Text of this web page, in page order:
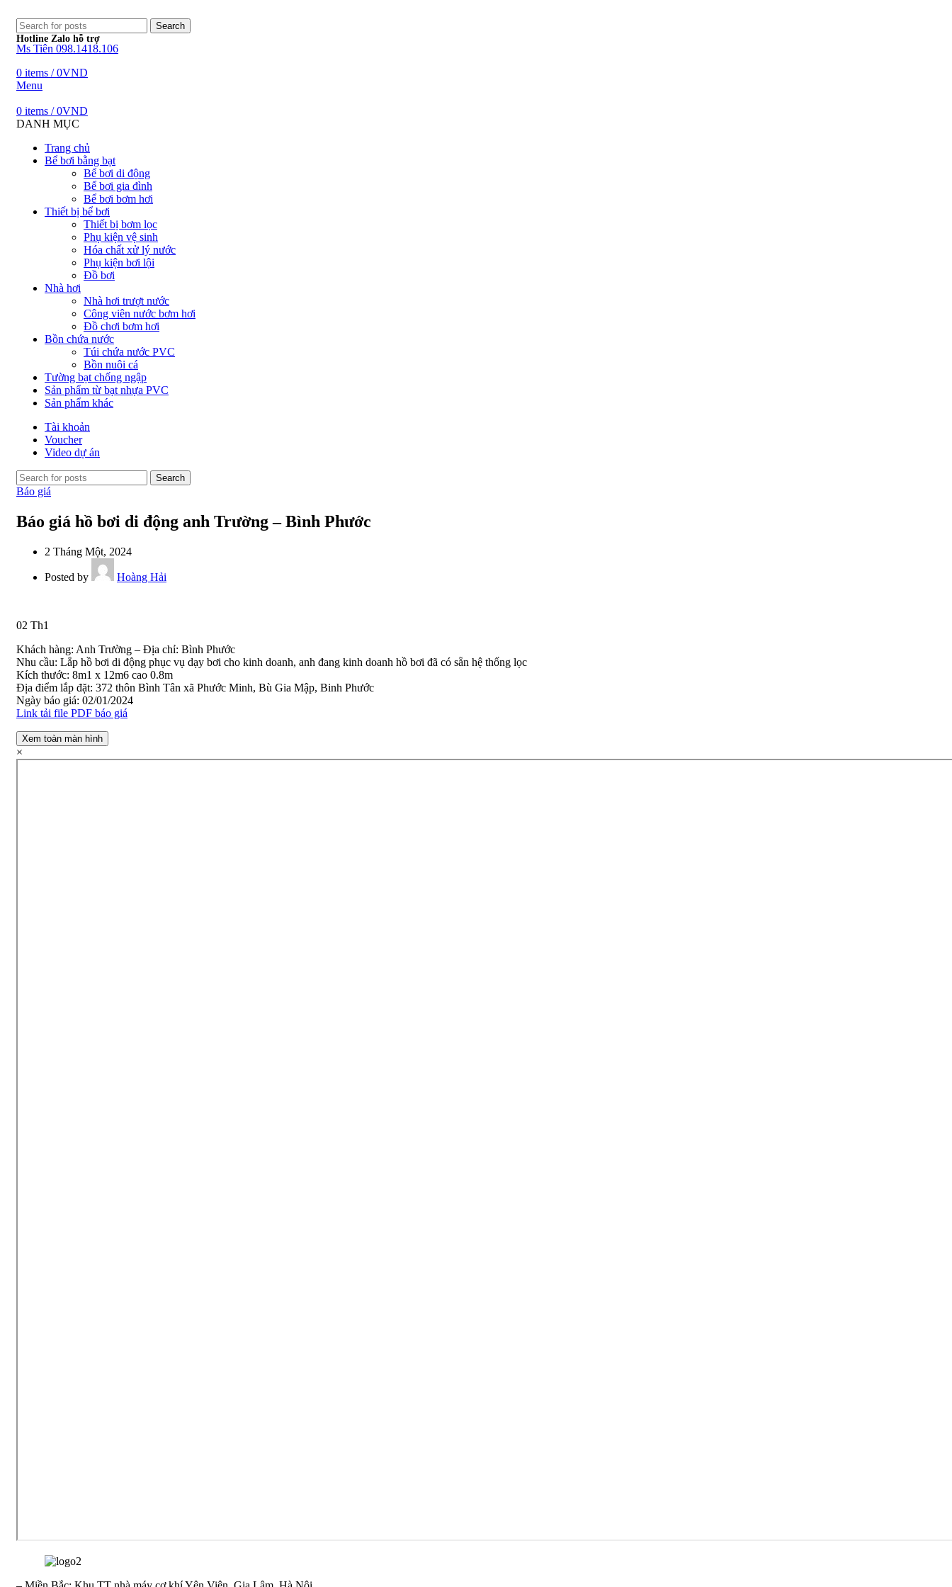
Search
Hotline Zalo hỗ trợ
Ms Tiên 098.1418.106
0 items / 0VND
Menu
0 items / 0VND
DANH MỤC
Trang chủ
Bể bơi bằng bạt
Bể bơi di động
Bể bơi gia đình
Bể bơi bơm hơi
Thiết bị bể bơi
Thiết bị bơm lọc
Phụ kiện vệ sinh
Hóa chất xử lý nước
Phụ kiện bơi lội
Đồ bơi
Nhà hơi
Nhà hơi trượt nước
Công viên nước bơm hơi
Đồ chơi bơm hơi
Bồn chứa nước
Túi chứa nước PVC
Bồn nuôi cá
Tường bạt chống ngập
Sản phẩm từ bạt nhựa PVC
Sản phẩm khác
Tài khoản
Voucher
Video dự án
Search
Báo giá
Báo giá hồ bơi di động anh Trường – Bình Phước
2 Tháng Một, 2024
Posted by Hoàng Hải
02 Th1
Khách hàng: Anh Trường – Địa chỉ: Bình Phước
Nhu cầu: Lắp hồ bơi di động phục vụ dạy bơi cho kinh doanh, anh đang kinh doanh hồ bơi đã có sẵn hệ thống lọc
Kích thước: 8m1 x 12m6 cao 0.8m
Địa điểm lắp đặt: 372 thôn Bình Tân xã Phước Minh, Bù Gia Mập, Binh Phước
Ngày báo giá: 02/01/2024
Link tải file PDF báo giá
Xem toàn màn hình
×